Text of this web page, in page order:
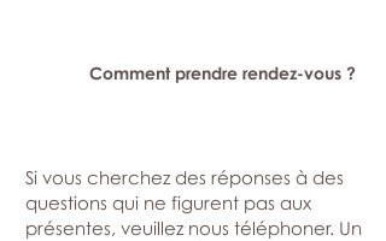
Comment prendre rendez-vous ?
Si vous cherchez des réponses à des
questions qui ne figurent pas aux
présentes, veuillez nous téléphoner. Un